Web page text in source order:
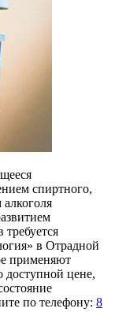
спиртного,
в Отрадной
применяют
цене,
по телефону: 8